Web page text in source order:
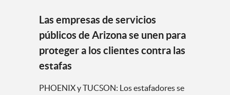
Las empresas de servicios
públicos de Arizona se unen para
proteger a los clientes contra las
estafas
PHOENIX y TUCSON: Los estafadores se